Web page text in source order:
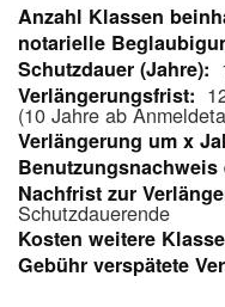
Mehr
Informationen
(10 Jahre ab
Schutzdauerende